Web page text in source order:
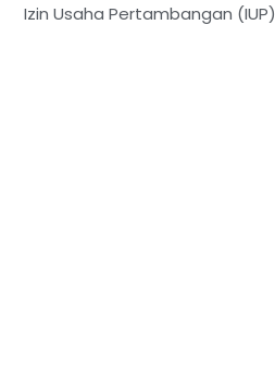
Izin Usaha Pertambangan (IUP)